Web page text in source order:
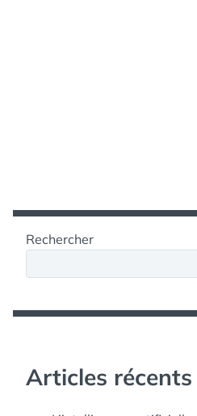
Rechercher
Articles récents